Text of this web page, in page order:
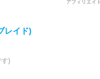
レイド)
す)